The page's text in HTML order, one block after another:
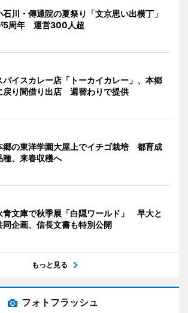
石川・傳通院の夏祭り「文京思い出横丁」
5周年 運営300人超
パイスカレー店「トーカイカレー」、本郷
戻り間借り出店 週替わりで提供
郷の東洋学園大屋上でイチゴ栽培 都育成
種、来春収穫へ
青文庫で秋季展「白隠ワールド」 早大と
同企画、信長文書も特別公開
もっと見る
フォトフラッシュ